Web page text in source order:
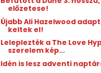
előzetese!
Újabb Ali Hazelwood
keltek el!
Leleplezték a The Love
szerelem kép...
Idén is lesz adventi